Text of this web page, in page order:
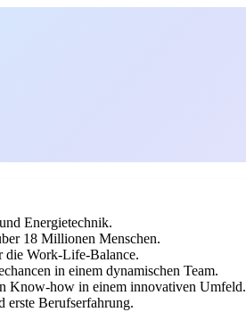
Energietechnik.
18 Millionen Menschen.
die Work-Life-Balance.
in einem dynamischen Team.
Know-how in einem innovativen Umfeld.
erste Berufserfahrung.